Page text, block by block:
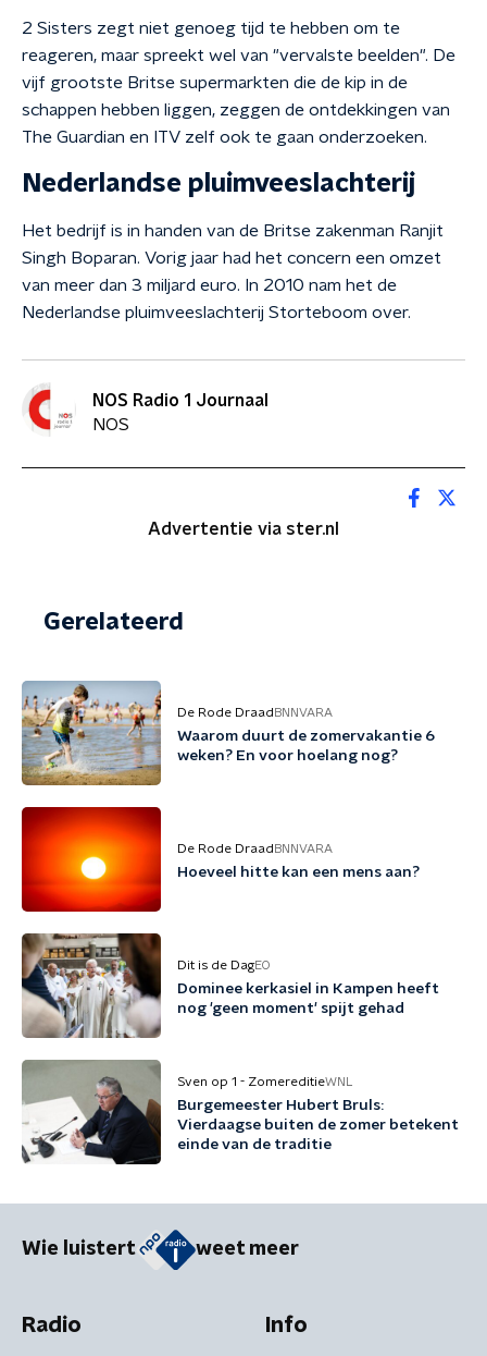
2 Sisters zegt niet genoeg tijd te hebben om te
reageren, maar spreekt wel van "vervalste beelden". De
vijf grootste Britse supermarkten die de kip in de
schappen hebben liggen, zeggen de ontdekkingen van
The Guardian en ITV zelf ook te gaan onderzoeken.
Nederlandse pluimveeslachterij
Het bedrijf is in handen van de Britse zakenman Ranjit
Singh Boparan. Vorig jaar had het concern een omzet
van meer dan 3 miljard euro. In 2010 nam het de
Nederlandse pluimveeslachterij Storteboom over.
NOS Radio 1 Journaal
NOS
Advertentie via ster.nl
Gerelateerd
De Rode Draad BNNVARA
Waarom duurt de zomervakantie 6
weken? En voor hoelang nog?
De Rode Draad BNNVARA
Hoeveel hitte kan een mens aan?
Dit is de DagEO
Dominee kerkasiel in Kampen heeft
nog 'geen moment' spijt gehad
Sven op 1 - ZomereditieWNL
Burgemeester Hubert Bruls:
Vierdaagse buiten de zomer betekent
einde van de traditie
Wie luistert weet meer
Radio Info